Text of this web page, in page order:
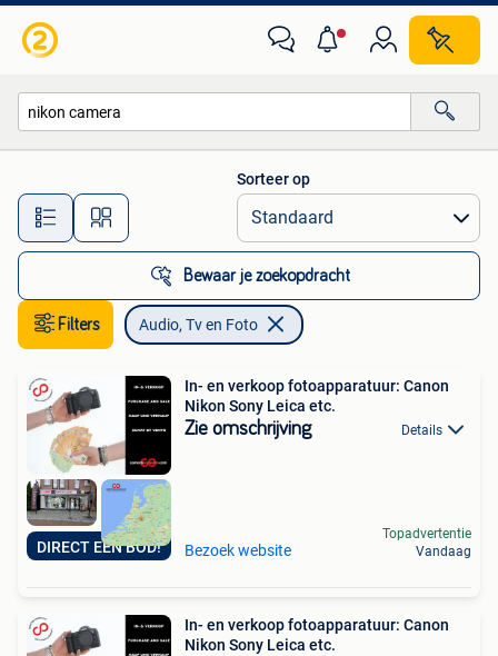
Alle afstanden…
Sorteer op
Bewaar je zoekopdracht
Filters Audio, Tv en Foto
DIRECT EEN BOD!
In- en verkoop fotoapparatuur: Canon
Nikon Sony Leica etc.
Zie omschrijving Details
Bezoek website
Topadvertentie
Vandaag
In- en verkoop fotoapparatuur: Canon
Nikon Sony Leica etc.